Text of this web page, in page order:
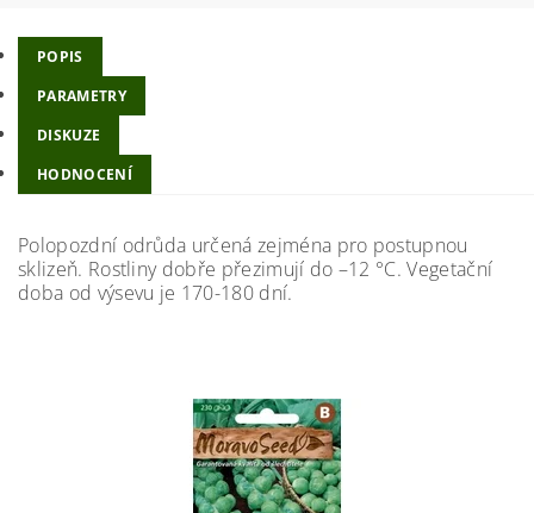
POPIS
PARAMETRY
DISKUZE
HODNOCENÍ
Polopozdní odrůda určená zejména pro postupnou
sklizeň. Rostliny dobře přezimují do –12 °C. Vegetační
doba od výsevu je 170-180 dní.